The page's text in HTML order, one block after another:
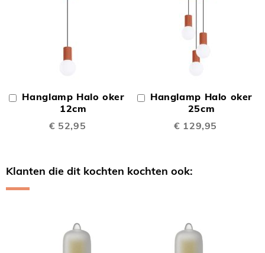
Hanglamp Halo oker
12cm
€ 52,95
In
Winkelwagen
Hanglamp Halo oker
25cm
€ 129,95
In
Winkelwagen
Klanten die dit kochten kochten ook: